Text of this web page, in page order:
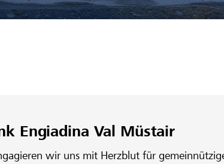
Engiadina Val Müstair
wir uns mit Herzblut für